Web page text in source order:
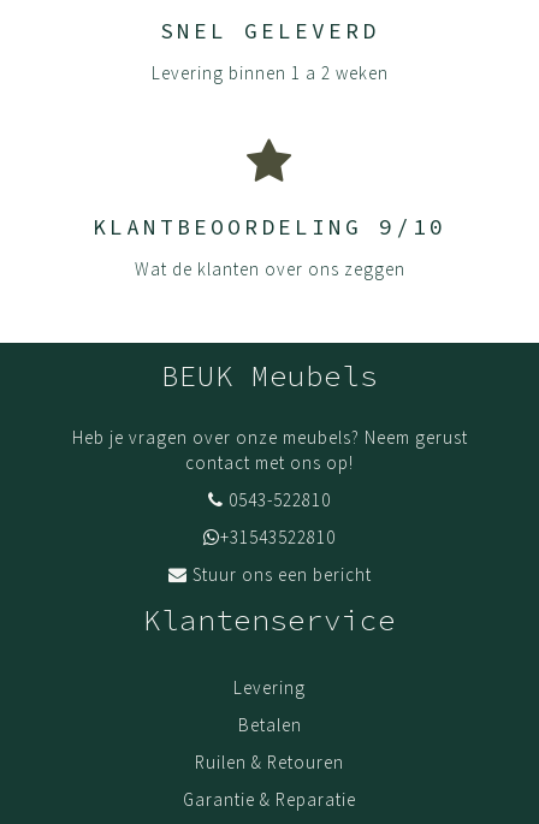
SNEL GELEVERD
Levering binnen 1 a 2 weken
KLANTBEOORDELING 9/10
Wat de klanten over ons zeggen
BEUK Meubels
Heb je vragen over onze meubels? Neem gerust
contact met ons op!
0543-522810
+31543522810
Stuur ons een bericht
Klantenservice
Levering
Betalen
Ruilen & Retouren
Garantie & Reparatie